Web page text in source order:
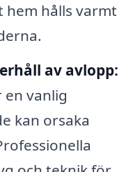
hålls varmt
av avlopp:
en vanlig
kan orsaka